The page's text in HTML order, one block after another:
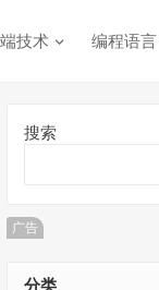
技术 编程语言
搜索
广告
分类